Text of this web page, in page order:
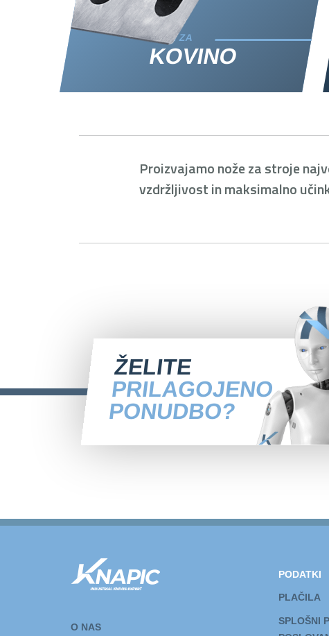
NOŽI ZA
KOVINO
Proizvajamo nože za stroje
vzdržljivost in maksimalno
ŽELITE
PRILAGOJENO
PONUDBO?
O NAS
PODATKI
PLAČILA
SPLOŠNI